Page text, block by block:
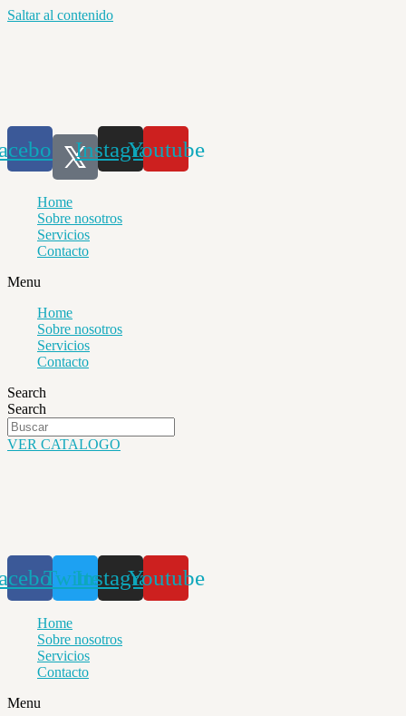
Saltar al contenido
InstagramYoutube
Home
Sobre nosotros
Servicios
Contacto
Menu
Home
Sobre nosotros
Servicios
Contacto
Search
Search
VER CATALOGO
TwitterInstagramYoutube
Home
Sobre nosotros
Servicios
Contacto
Menu